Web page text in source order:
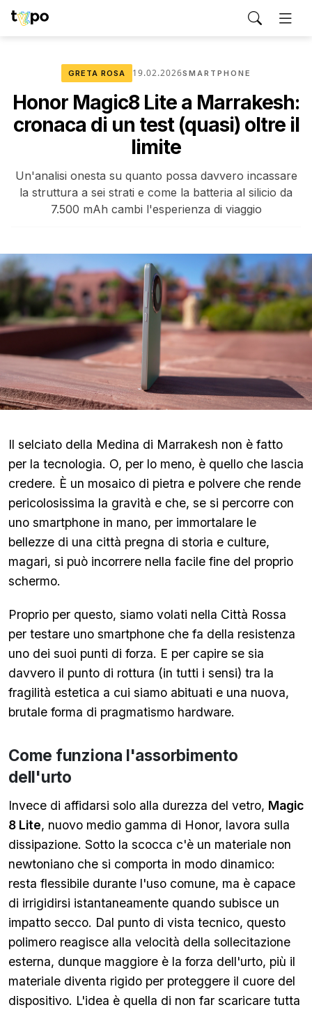
GRETA ROSA 19.02.2026SMARTPHONE
Honor Magic8 Lite a Marrakesh:
cronaca di un test (quasi) oltre il
limite
Un'analisi onesta su quanto possa davvero incassare
la struttura a sei strati e come la batteria al silicio da
7.500 mAh cambi l'esperienza di viaggio
Il selciato della Medina di Marrakesh non è fatto
per la tecnologia. O, per lo meno, è quello che lascia
credere. È un mosaico di pietra e polvere che rende
pericolosissima la gravità e che, se si percorre con
uno smartphone in mano, per immortalare le
bellezze di una città pregna di storia e culture,
magari, si può incorrere nella facile fine del proprio
schermo.
Proprio per questo, siamo volati nella Città Rossa
per testare uno smartphone che fa della resistenza
uno dei suoi punti di forza. E per capire se sia
davvero il punto di rottura (in tutti i sensi) tra la
fragilità estetica a cui siamo abituati e una nuova,
brutale forma di pragmatismo hardware.
Come funziona l'assorbimento
dell'urto
Invece di affidarsi solo alla durezza del vetro, Magic
8 Lite, nuovo medio gamma di Honor, lavora sulla
dissipazione. Sotto la scocca c'è un materiale non
newtoniano che si comporta in modo dinamico:
resta flessibile durante l'uso comune, ma è capace
di irrigidirsi istantaneamente quando subisce un
impatto secco. Dal punto di vista tecnico, questo
polimero reagisce alla velocità della sollecitazione
esterna, dunque maggiore è la forza dell'urto, più il
materiale diventa rigido per proteggere il cuore del
dispositivo. L'idea è quella di non far scaricare tutta